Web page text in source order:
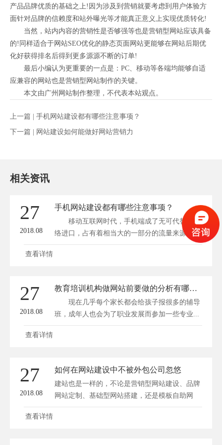
产品品牌优质的基础之上!因为涉及到营销就要考虑到用户体验方
面针对品牌的信赖度和站外曝光等才能真正意义上实现优质转化!
当然，站内内容的营销性是否够强等也是营销型网站应该具备
的!同样适合于网站SEO优化的静态页面网站更能够在网站后期优
化好获得排名后得到更多源源不断的订单!
最后小编认为更重要的一点是：PC、移动等各端均能够自适
应兼容的网站也是营销型网站制作的关键。
本文由广州网站制作整理，不代表本站观点。
上一篇 | 手机网站建设都有哪些注意事项？
下一篇 | 网站建设如何能做好网站营销力
相关资讯
27
2018.08
手机网站建设都有哪些注意事项？
移动互联网时代，手机端成了无可代替的网
络进口，占有着相当大的一部分的流量来源。
所...
查看详情
27
2018.08
教育培训机构做网站前要做的分析有哪些？
现在几乎每个家长都会给孩子报很多的辅导
班，成年人也会为了职业发展而参加一些专业...
查看详情
27
2018.08
如何在网站建设中不被外包公司忽悠
建站也是一样的，不论是营销型网站建设、品牌
网站定制、基础型网站搭建，还是模板自助网
站...
查看详情